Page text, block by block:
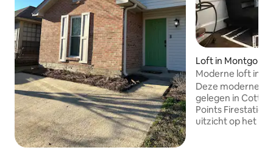
Loft in
Moderne loft in
Firestation
Deze moderne,
gelegen in
Points
uitzicht op het